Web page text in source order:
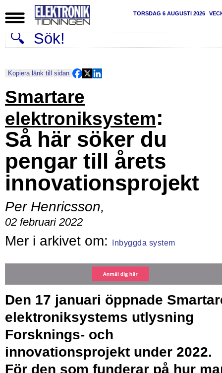
TORSDAG 6 AUGUSTI 2026
Kopiera länk till sidan
Smartare
elektroniksystem:
Så här söker du
pengar till årets
innovationsprojekt
Per Henricsson,
02 februari 2022
Inbyggda system
Den 17 januari öppnade
elektroniksystems utlysning
Forsknings- och
innovationsprojekt under 2022.
För den som funderar på hur